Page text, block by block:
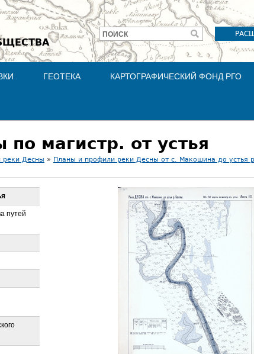
Jump to navigation
Форма
поиска
ПОИСК
ГЕОТЕКА КАРТОГРАФИЧЕСКИЙ ФОНД РГО
магистр. от устья
реки Десны » Планы и профили реки Десны от с. Макошина до устья
путей